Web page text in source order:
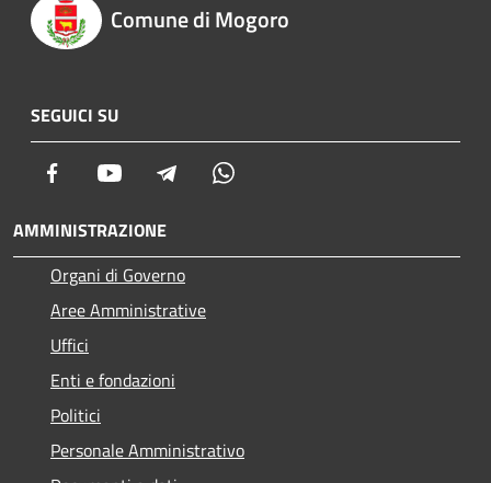
Comune di Mogoro
SEGUICI SU
Facebook Youtube Telegram
AMMINISTRAZIONE
Organi di Governo
Aree Amministrative
Uffici
Enti e fondazioni
Politici
Personale Amministrativo